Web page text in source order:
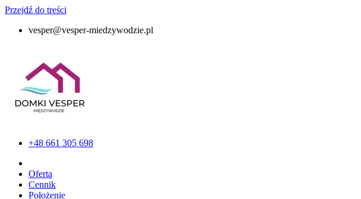
Przejdź do treści
vesper@vesper-miedzywodzie.pl
+48 661 305 698
Oferta
Cennik
Położenie